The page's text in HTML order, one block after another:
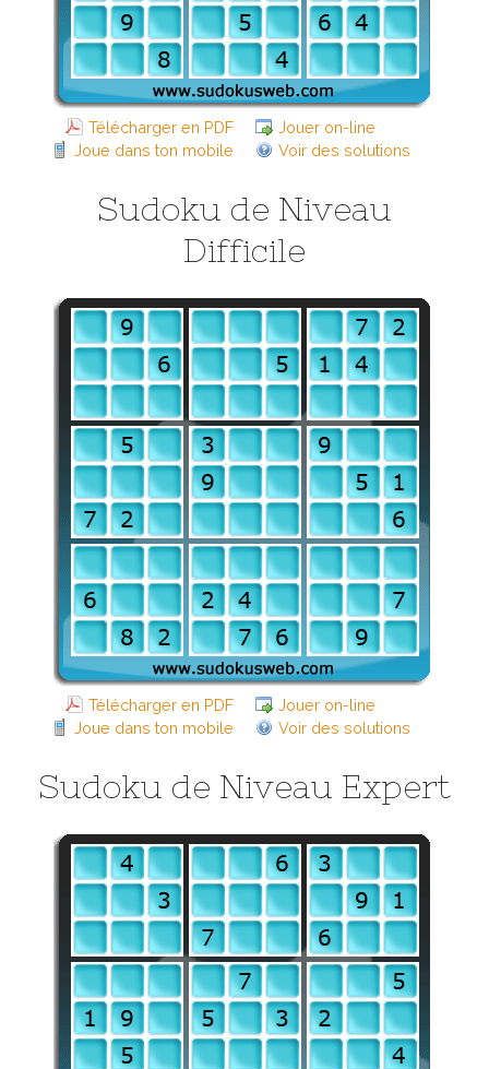
Télécharger en PDF
Jouer on-line
Joue dans ton mobile
Voir des solutions
Sudoku de Niveau
Difficile
Télécharger en PDF
Jouer on-line
Joue dans ton mobile
Voir des solutions
Sudoku de Niveau Expert